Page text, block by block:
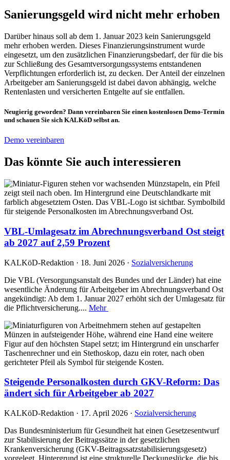
Sanierungsgeld wird nicht mehr erhoben
Darüber hinaus soll ab dem 1. Januar 2023 kein Sanierungsgeld
mehr erhoben werden. Dieses Finanzierungsinstrument wurde
eingesetzt, um den zusätzlichen Finanzierungsbedarf, der für die bis
zur Schließung des Gesamtversorgungssystems entstandenen
Verpflichtungen erforderlich ist, zu decken. Der Anteil der einzelnen
Arbeitgeber am Sanierungsgeld ist dabei davon abhängig, welche
Rentenlasten und versicherten Entgelte auf sie entfallen.
Neugierig geworden? Dann vereinbaren Sie einen kostenlosen Demo-Termin
und schauen Sie sich KALKöD selbst an.
Demo vereinbaren
Das könnte Sie auch interessieren
VBL-Umlagesatz im Abrechnungsverband Ost steigt
ab 2027 auf 2,59 Prozent
KALKöD-Redaktion · 18. Juni 2026 · Sozialversicherung
Die VBL (Versorgungsanstalt des Bundes und der Länder) hat eine
wesentliche Änderung für Arbeitgeber im Abrechnungsverband Ost
angekündigt: Ab dem 1. Januar 2027 erhöht sich der Umlagesatz für
die Pflichtversicherung.... Mehr
Steigende Personalkosten durch GKV-Reform: Das
ändert sich für Arbeitgeber ab 2027
KALKöD-Redaktion · 17. April 2026 · Sozialversicherung
Das Bundesministerium für Gesundheit hat einen Gesetzesentwurf
zur Stabilisierung der Beitragssätze in der gesetzlichen
Krankenversicherung (GKV-Beitragssatzstabilisierungsgesetz)
vorgelegt. Hintergrund ist eine strukturelle Deckungslücke, die bis